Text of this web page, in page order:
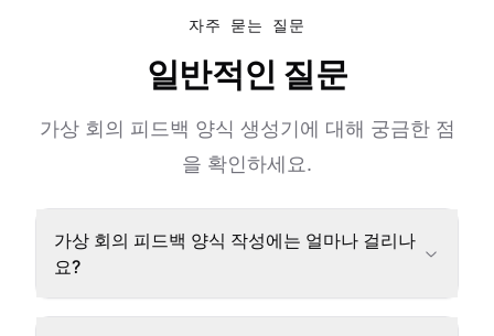
자주 묻는 질문
일반적인 질문
가상 회의 피드백 양식 생성기에 대해 궁금한 점
을 확인하세요.
가상 회의 피드백 양식 작성에는 얼마나 걸리나
요?